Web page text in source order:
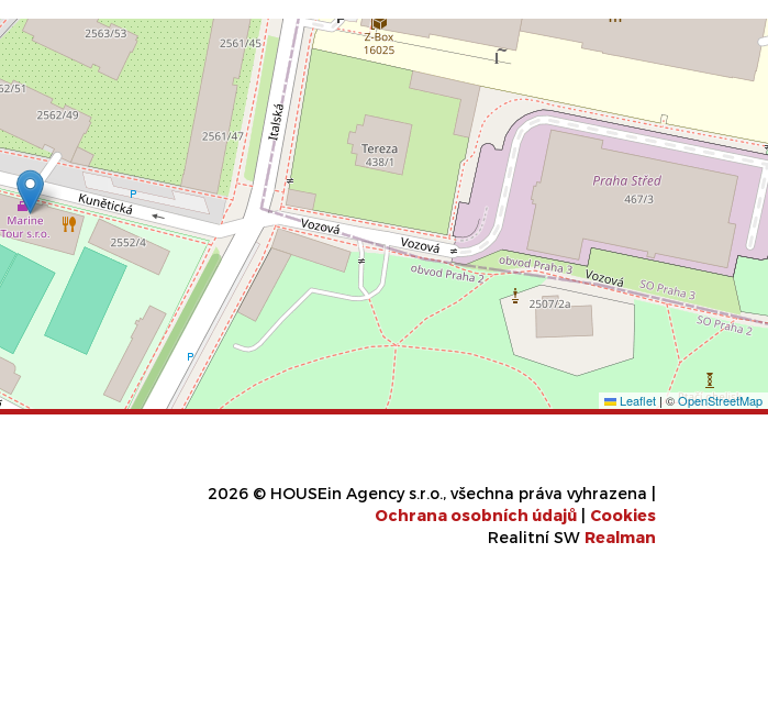
Leaflet |©OpenStreetMap
2026 © HOUSEin Agency s.r.o., všechna práva vyhrazena |
Ochrana osobních údajů
Cookies
Realitní SW Realman